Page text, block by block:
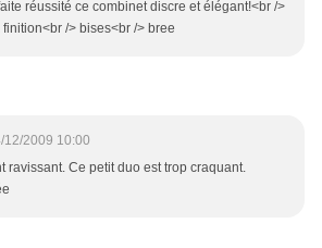
réussité ce combinet discre et élégant!<br />
/> bises<br /> bree
12/2009 10:00
ravissant. Ce petit duo est trop craquant.